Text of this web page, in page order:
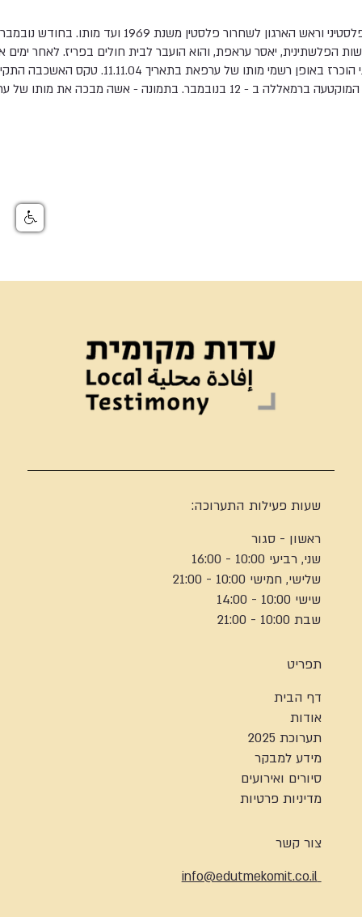
הפלשתינית, יאסר עראפת, והוא הועבר לבית חולים בפריז. לאחר ימים
בפריס במצב של מוות קליני הוכרז באופן רשמי מותו
בתמונה - אשה מבכה את מותו של ערפאת.
שעות פעילות התערוכה:
ראשון - סגור
שני, רביעי 10:00 - 16:00
שלישי, חמישי 10:00 - 21:00
שישי 10:00 - 14:00
שבת 10:00 - 21:00
תפריט
דף הבית
אודות
תערוכת 2025
מידע למבקר
סיורים ואירועים
מדיניות פרטיות
צור קשר
info@edutmekomit.co.il